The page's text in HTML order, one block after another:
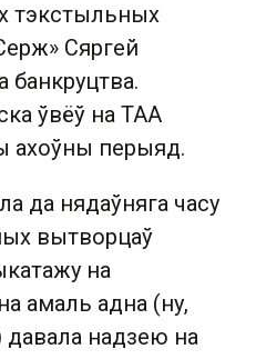
тэкстыльных
Сяргей
банкруцтва.
ўвёў на ТАА
ахоўны перыяд.
да нядаўняга часу
вытворцаў
на
амаль адна (ну,
давала надзею на